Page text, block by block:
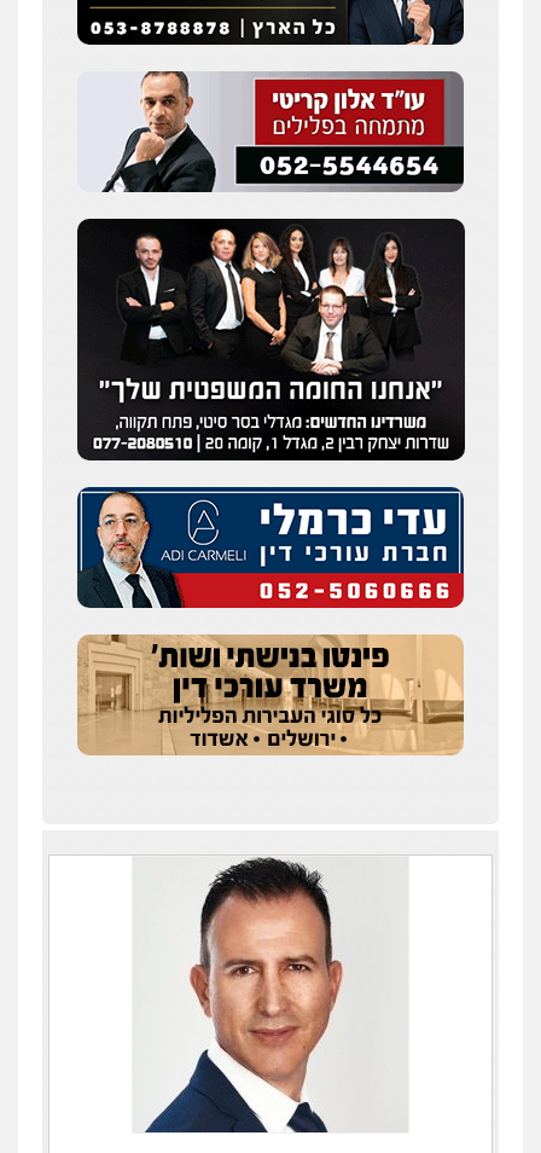
עו"ד איהאב ג'לג'ולי
מעצרים וחקירות עורכי דין לענייני
0505216700